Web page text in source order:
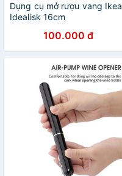
Dụng cụ mở rượu vang Ikea
Idealisk 16cm
100.000 đ